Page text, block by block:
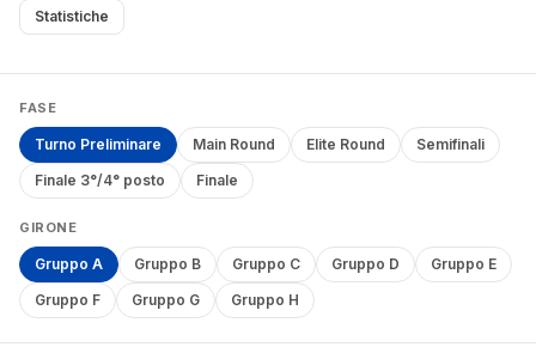
Statistiche
FASE
Turno Preliminare Main Round Elite Round
Semifinali
Finale 3°/4° posto
Finale
GIRONE
Gruppo A Gruppo B Gruppo C Gruppo D
Gruppo E
Gruppo F
Gruppo G Gruppo H